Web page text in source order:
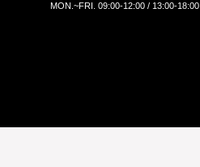
MON.~FRI. 09:00-12:00 / 13:00-18:00